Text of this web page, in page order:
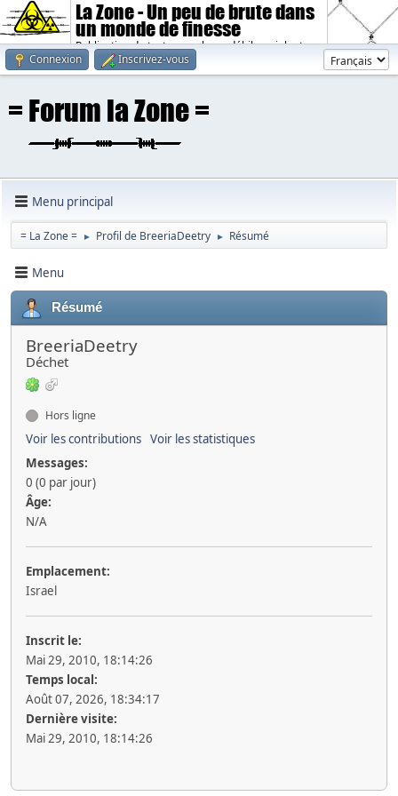
La Zone - Un peu de brute dans
un monde de finesse
Publication de textes sombres, débiles, violents.
Connexion
Inscrivez-vous
Menu principal
= La Zone = ► Profil de BreeriaDeetry ► Résumé
Menu
Résumé
BreeriaDeetry
Déchet
Hors ligne
Voir les contributions Voir les statistiques
Messages:
0 (0 par jour)
Âge:
N/A
Emplacement:
Israel
Inscrit le:
Mai 29, 2010, 18:14:26
Temps local:
Août 07, 2026, 18:34:17
Dernière visite:
Mai 29, 2010, 18:14:26